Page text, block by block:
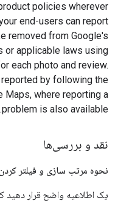
policies wherever
end-users can report
removed from Google's
or applicable laws using
each photo and review.
by following the
Maps, where reporting a
problem is also available.
نقد و بررسی‌ها
نحوه مرتب سازی و فیلتر
یک اطلاعیه واضح قرار دهید